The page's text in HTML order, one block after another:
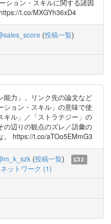
ション・スキルに関する諸因
t.co/MXGYh36xD4
(投稿一覧)
能力」、リンク先の論文など
ション・スキル」の意味で使
キル」／「ストラテジー」の
の辺りの観点のズレ／語彙の
。 https://t.co/aTOo5EMmG3
(投稿一覧)
2
ットワーク (1)